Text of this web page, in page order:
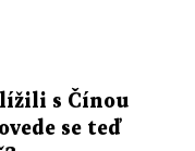
s Čínou
se teď